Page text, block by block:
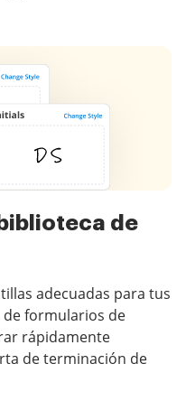
de
adecuadas para tus
de formularios de
rápidamente
de terminación de